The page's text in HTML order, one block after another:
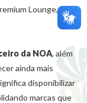
Lounge,
da NOA, além
ainda mais
disponibilizar
marcas que